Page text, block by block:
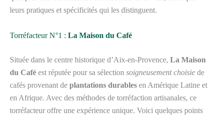
leurs pratiques et spécificités qui les distinguent.
Torréfacteur N°1 : La Maison du Café
Située dans le centre historique d’Aix-en-Provence, La Maison
du Café est réputée pour sa sélection soigneusement choisie de
cafés provenant de plantations durables en Amérique Latine et
en Afrique. Avec des méthodes de torréfaction artisanales, ce
torréfacteur offre une expérience unique. Voici quelques points